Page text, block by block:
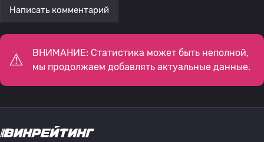
Написать комментарий
ВНИМАНИЕ: Статистика может быть неполной,
мы продолжаем добавлять актуальные данные.